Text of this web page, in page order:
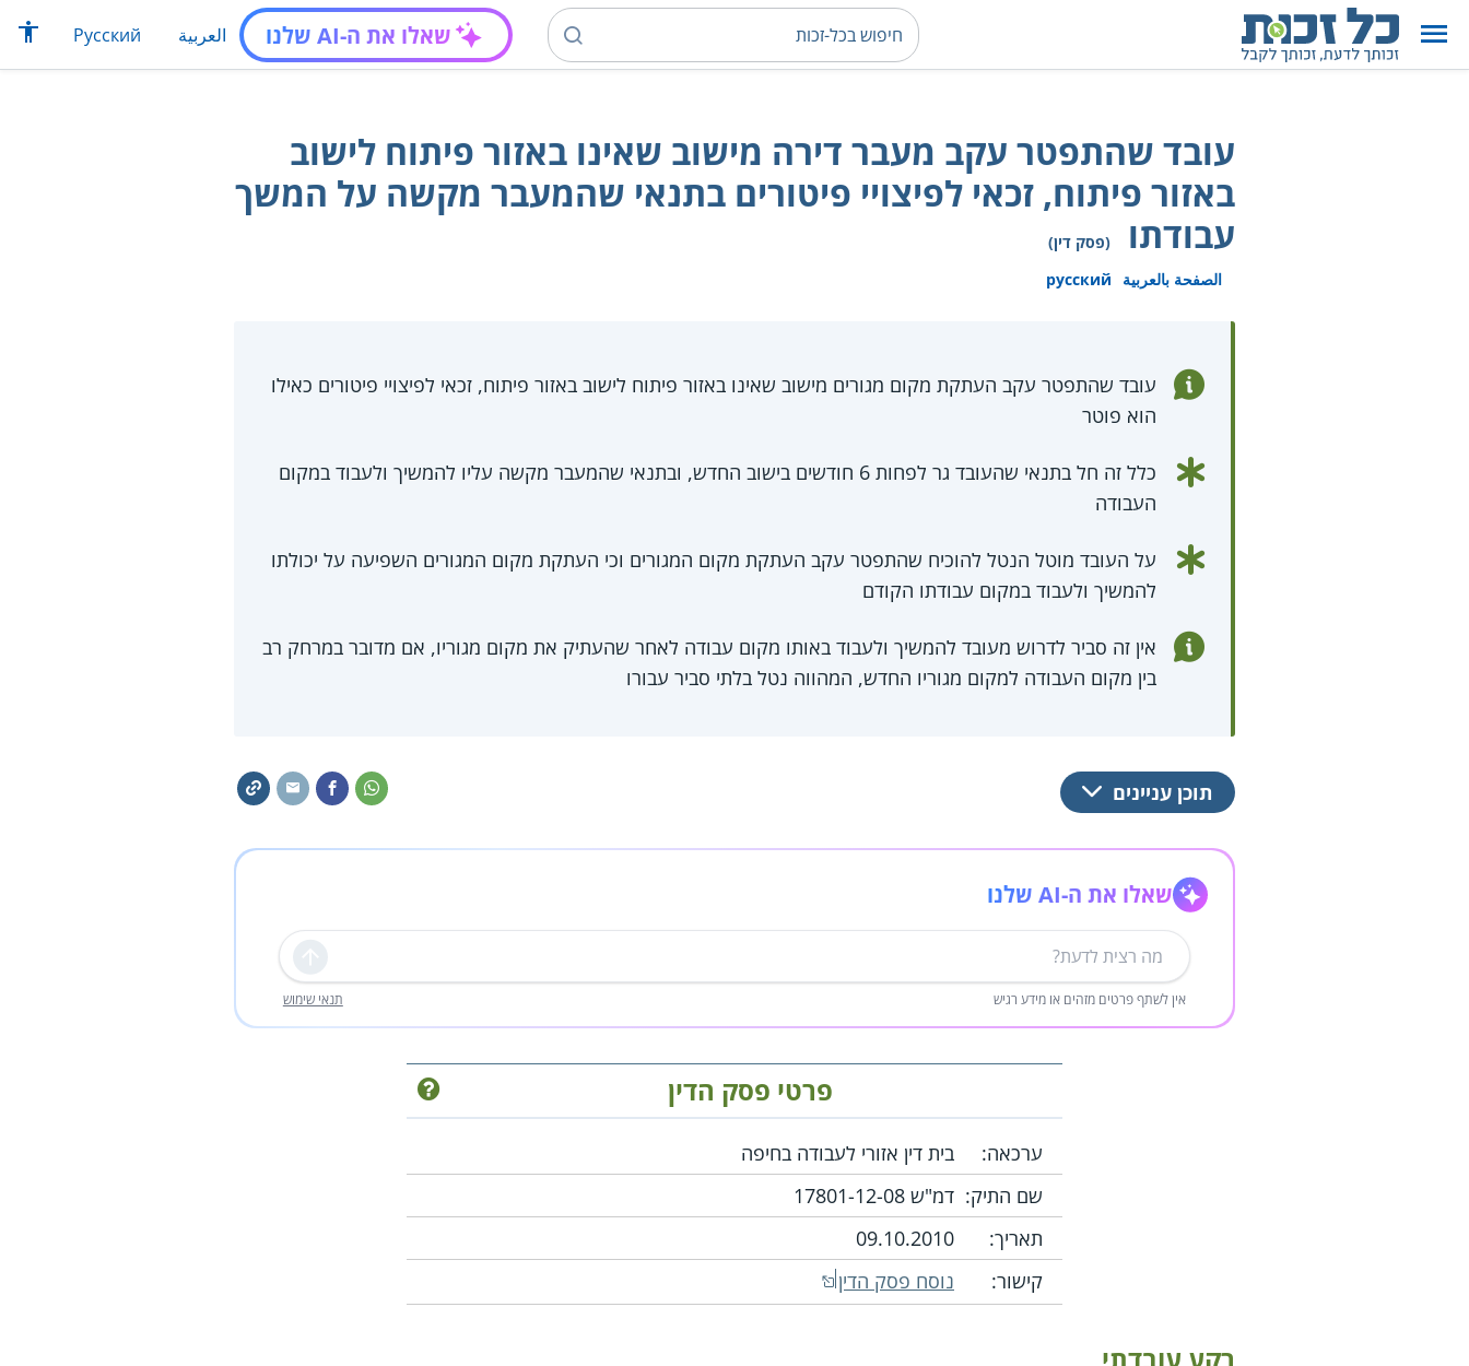
שאלו את ה-AI שלנו العربية Русский
עובד שהתפטר עקב מעבר דירה מישוב שאינו באזור פיתוח לישוב
באזור פיתוח, זכאי לפיצויי פיטורים בתנאי שהמעבר מקשה על המשך
עבודתו
(פסק דין)
الصفحة بالعربية
русский
עובד שהתפטר עקב העתקת מקום מגורים מישוב שאינו באזור פיתוח לישוב באזור פיתוח, זכאי לפיצויי פיטורים כאילו
הוא פוטר
כלל זה חל בתנאי שהעובד גר לפחות 6 חודשים בישוב החדש, ובתנאי שהמעבר מקשה עליו להמשיך ולעבוד במקום
העבודה
על העובד מוטל הנטל להוכיח שהתפטר עקב העתקת מקום המגורים וכי העתקת מקום המגורים השפיעה על יכולתו
להמשיך ולעבוד במקום עבודתו הקודם
אין זה סביר לדרוש מעובד להמשיך ולעבוד באותו מקום עבודה לאחר שהעתיק את מקום מגוריו, אם מדובר במרחק רב
בין מקום העבודה למקום מגוריו החדש, המהווה נטל בלתי סביר עבורו
תוכן עניינים
שאלו את ה-AI שלנו
שליחה
אין לשתף פרטים מזהים או מידע רגיש תנאי שימוש
פרטי פסק הדין
ערכאה:
בית דין אזורי לעבודה בחיפה
שם התיק: דמ"ש 17801-12-08
תאריך:
09.10.2010
קישור:
נוסח פסק הדין